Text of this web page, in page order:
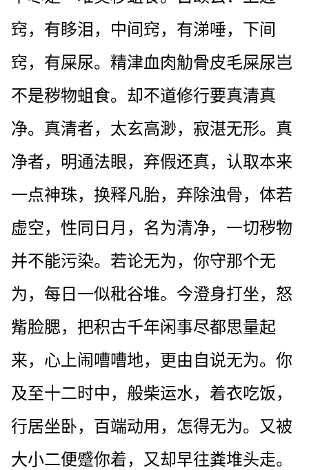
窍，有眵泪，中间窍，有涕唾，下间
窍，有屎尿。精津血肉觔骨皮毛屎尿岂
不是秽物蛆食。却不道修行要真清真
净。真清者，太玄高渺，寂湛无形。真
净者，明通法眼，弃假还真，认取本来
一点神珠，换释凡胎，弃除浊骨，体若
虚空，性同日月，名为清净，一切秽物
并不能污染。若论无为，你守那个无
为，每日一似秕谷堆。今澄身打坐，怒
觜脸腮，把积古千年闲事尽都思量起
来，心上闹嘈嘈地，更由自说无为。你
及至十二时中，般柴运水，着衣吃饭，
行居坐卧，百端动用，怎得无为。又被
大小二便蹙你着，又却早往粪堆头走。